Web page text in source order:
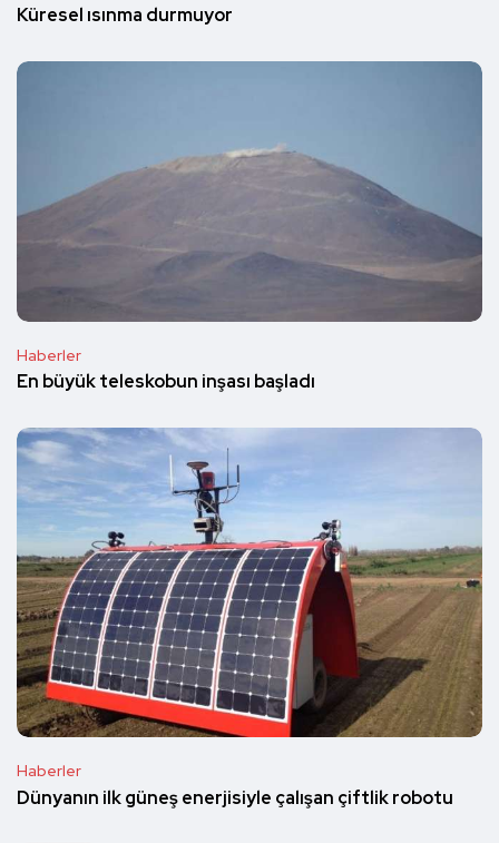
Küresel ısınma durmuyor
Haberler
En büyük teleskobun inşası başladı
Haberler
Dünyanın ilk güneş enerjisiyle çalışan çiftlik robotu